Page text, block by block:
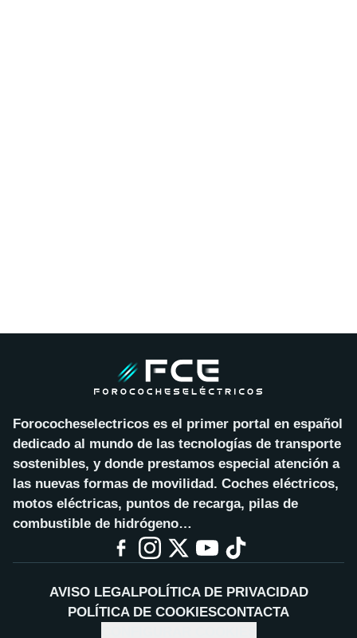
Forococheselectricos es el primer portal en español
dedicado al mundo de las tecnologías de transporte
sostenibles, y donde prestamos especial atención a
las nuevas formas de movilidad. Coches eléctricos,
motos eléctricas, puntos de recarga, pilas de
combustible de hidrógeno…
AVISO LEGALPOLÍTICA DE PRIVACIDAD
POLÍTICA DE COOKIESCONTACTA